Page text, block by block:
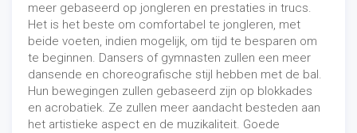
meer gebaseerd op jongleren en prestaties in trucs.
Het is het beste om comfortabel te jongleren, met
beide voeten, indien mogelijk, om tijd te besparen om
te beginnen. Dansers of gymnasten zullen een meer
dansende en choreografische stijl hebben met de bal.
Hun bewegingen zullen gebaseerd zijn op blokkades
en acrobatiek. Ze zullen meer aandacht besteden aan
het artistieke aspect en de muzikaliteit. Goede